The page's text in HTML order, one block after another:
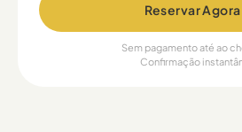
Reservar
Sem pagamento até ao
Confirmação